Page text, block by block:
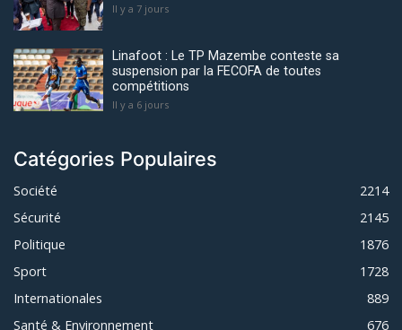
Il y a 7 jours
Linafoot : Le TP Mazembe conteste sa
suspension par la FECOFA de toutes
compétitions
Il y a 6 jours
Catégories Populaires
Société
2214
Sécurité
2145
Politique
1876
Sport
1728
Internationales
889
Santé & Environnement
676